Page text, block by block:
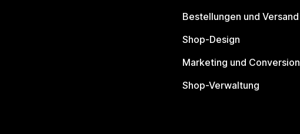
Bestellungen und Versand
Shop-Design
Marketing und Conversion
Shop-Verwaltung